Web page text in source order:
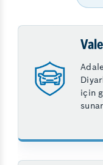
Vale
için